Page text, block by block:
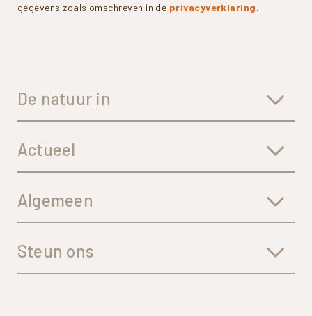
gegevens zoals omschreven in de privacyverklaring.
De natuur in
Actueel
Algemeen
Steun ons